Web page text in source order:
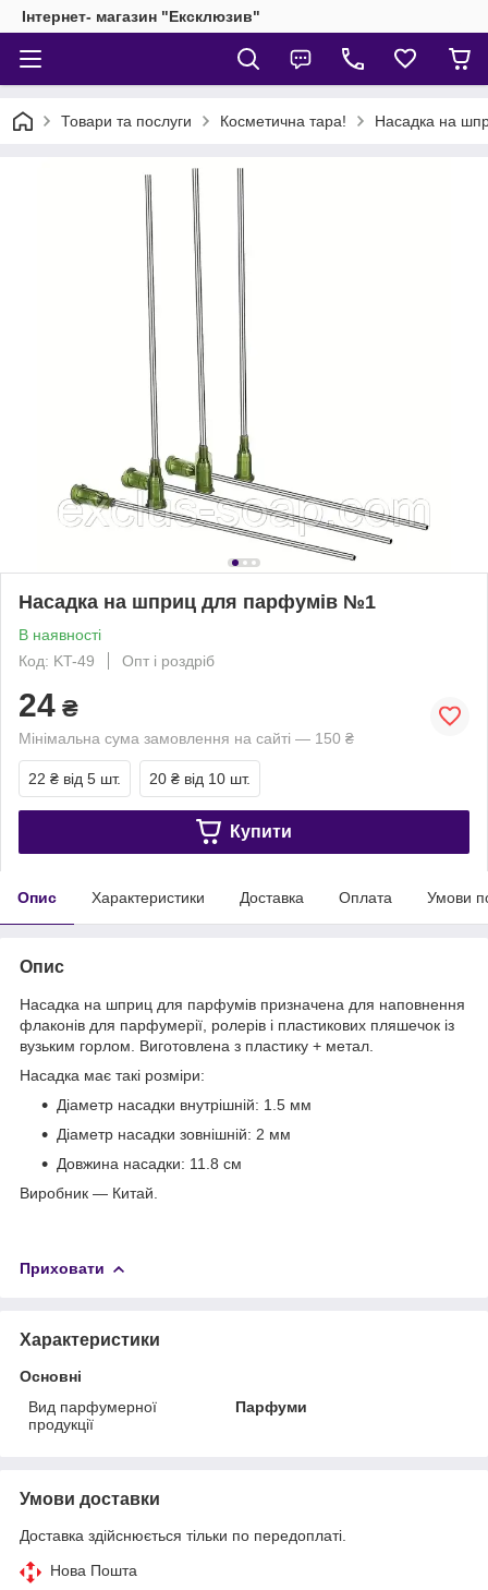
Інтернет- магазин "Ексклюзив"
Товари та послуги Косметична тара! Насадка на
Насадка на шприц для парфумів №1
В наявності
Код: KT-49
Опт і роздріб
24 ₴
Мінімальна сума замовлення на сайті — 150 ₴
22 ₴ від 5 шт. 20 ₴ від 10 шт.
Купити
Опис Характеристики Доставка Оплата Умови
Опис
Насадка на шприц для парфумів призначена для наповнення
флаконів для парфумерії, ролерів і пластикових пляшечок із
вузьким горлом. Виготовлена з пластику + метал.
Насадка має такі розміри:
Діаметр насадки внутрішній: 1.5 мм
Діаметр насадки зовнішній: 2 мм
Довжина насадки: 11.8 см
Виробник — Китай.
Приховати
Характеристики
Основні
Вид парфумерної
продукції
Парфуми
Умови доставки
Доставка здійснюється тільки по передоплаті.
Нова Пошта